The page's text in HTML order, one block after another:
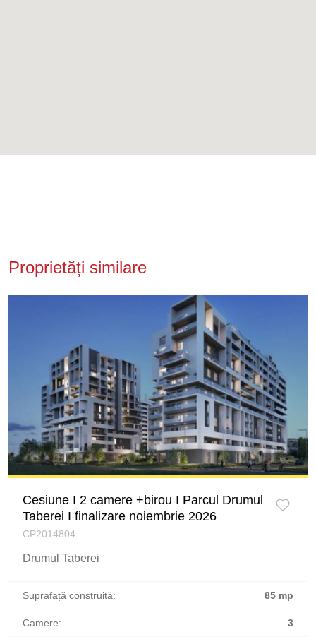
Proprietăți similare
Cesiune I 2 camere +birou I Parcul Drumul
Taberei I finalizare noiembrie 2026
CP2014804
Drumul Taberei
Suprafață construită: 85 mp
Camere: 3